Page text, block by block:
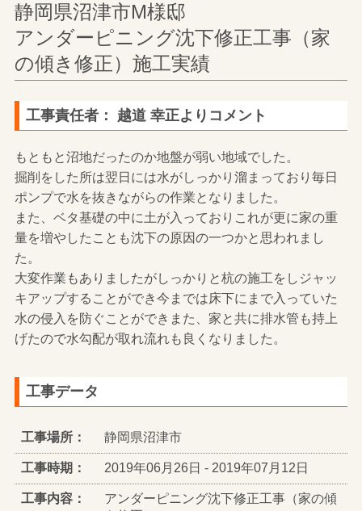
静岡県沼津市M様邸
アンダーピニング沈下修正工事（家
の傾き修正）施工実績
工事責任者： 越道 幸正よりコメント
もともと沼地だったのか地盤が弱い地域でした。
掘削をした所は翌日には水がしっかり溜まっており毎日
ポンプで水を抜きながらの作業となりました。
また、ベタ基礎の中に土が入っておりこれが更に家の重
量を増やしたことも沈下の原因の一つかと思われまし
た。
大変作業もありましたがしっかりと杭の施工をしジャッ
キアップすることができ今までは床下にまで入っていた
水の侵入を防ぐことができまた、家と共に排水管も持上
げたので水勾配が取れ流れも良くなりました。
工事データ
工事場所： 静岡県沼津市
工事時期： 2019年06月26日 - 2019年07月12日
工事内容：
アンダーピニング沈下修正工事（家の傾